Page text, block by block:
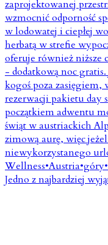
Jedno z najbardziej